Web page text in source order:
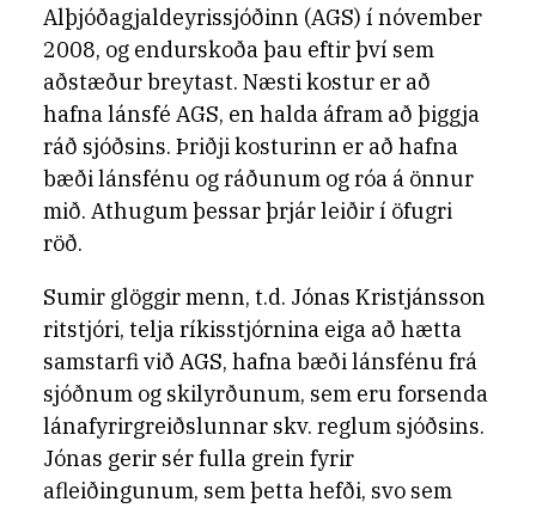
Alþjóðagjaldeyrissjóðinn (AGS) í nóvember
2008, og endurskoða þau eftir því sem
aðstæður breytast. Næsti kostur er að
hafna lánsfé AGS, en halda áfram að þiggja
ráð sjóðsins. Þriðji kosturinn er að hafna
bæði lánsfénu og ráðunum og róa á önnur
mið. Athugum þessar þrjár leiðir í öfugri
röð.
Sumir glöggir menn, t.d. Jónas Kristjánsson
ritstjóri, telja ríkisstjórnina eiga að hætta
samstarfi við AGS, hafna bæði lánsfénu frá
sjóðnum og skilyrðunum, sem eru forsenda
lánafyrirgreiðslunnar skv. reglum sjóðsins.
Jónas gerir sér fulla grein fyrir
afleiðingunum, sem þetta hefði, svo sem